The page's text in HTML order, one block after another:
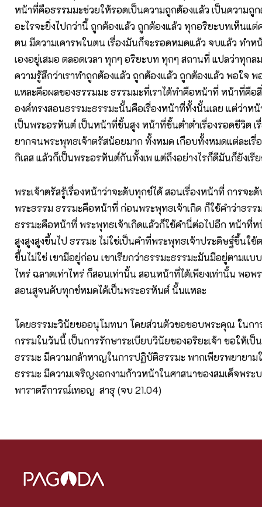
หน้าที่คือธรรมมะช่วยให้รอดเป็นความถูกต้องแล้ว เป็นความถู
อะไรจะยิ่งไปกว่านี้ ถูกต้องแล้ว ถูกต้องแล้ว ทุกอริยะบทเห็นแต่
ตน มีความเคารพในตน เรื่องมันก็จะรอดหมดแล้ว จบแล้ว ทำ
เองอยู่เสมอ ตลอดเวลา ทุกๆ อริยะบท ทุกๆ สถานที่ แปลว่าทุกล
ความรู้สึกว่าเราทำถูกต้องแล้ว ถูกต้องแล้ว ถูกต้องแล้ว พอใจ
แหละคือผลของธรรมมะ ธรรมมะที่เราได้ทำคือหน้าที่ หน้าที่คือ
องค์ทรงสอนธรรมะธรรมะนั้นคือเรื่องหน้าที่ทั้งนั้นเลย แต่ว่าห
เป็นพระอรหันต์ เป็นหน้าที่ชั้นสูง หน้าที่ชั้นต่ำต่ำเรื่องรอดชีวิต เ
ยากจนพระพุทธเจ้าตรัสน้อยมาก ทั้งหมด เกือบทั้งหมดแต่ละเรื่
กิเลส แล้วก็เป็นพระอรหันต์กันทั้งเพ แต่ถึงอย่างไรก็ดีมันก็ยังเรี
พระเจ้าตรัสรู้เรื่องหน้าว่าจะดับทุกข์ได้ สอนเรื่องหน้าที่ การจะ
พระธรรม ธรรมะคือหน้าที่ ก่อนพระพุทธเจ้าเกิด ก็ใช้คำว่าธรร
ธรรมะคือหน้าที่ พระพุทธเจ้าเกิดแล้วก็ใช้คำนี่ต่อไปอีก หน้าที่
สูงสูงสูงขึ้นไป ธรรมะ ไม่ใช่เป็นคำที่พระพุทธเจ้าประดิษฐ์ขึ้นใช้
ขึ้นไม่ใช่ เขามีอยู่ก่อน เขาเรียกว่าธรรมะธรรมะมันมีอยู่ตามแบ
ไหร่ ฉลาดเท่าไหร่ ก็สอนเท่านั้น สอนหน้าที่ได้เพียงเท่านั้น พอพ
สอนสูจนดับทุกข์หมดได้เป็นพระอรหันต์ นั้นแหละ
โดยธรรมะวินัยขออนุโมทนา โดยส่วนตัวขอขอบพระคุณ ในกา
กรรมในวันนี้ เป็นการรักษาระเบียบวินัยของอริยะเจ้า ขอให้เป็
ธรรมะ มีความกล้าหาญในการปฏิบัติธรรมะ พากเพียรพยายา
ธรรมะ มีความเจริญงอกงามก้าวหน้าในศาสนาของสมเด็จพร
พาราตรีการณ์เทอญ สาธุ (จบ 21.04)